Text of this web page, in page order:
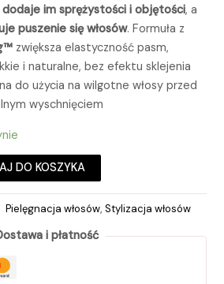
im sprężystości i objętości, a
puszenie się włosów. Formuła z
zwiększa elastyczność pasm,
i naturalne, bez efektu sklejenia
do użycia na wilgotne włosy przed
wyschnięciem
DO KOSZYKA
Pielęgnacja włosów,Stylizacja włosów
i płatność